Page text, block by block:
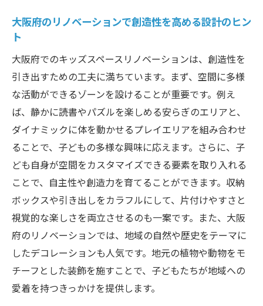
大阪府のリノベーションで創造性を高める設計のヒン
ト
大阪府でのキッズスペースリノベーションは、創造性を
引き出すための工夫に満ちています。まず、空間に多様
な活動ができるゾーンを設けることが重要です。例え
ば、静かに読書やパズルを楽しめる安らぎのエリアと、
ダイナミックに体を動かせるプレイエリアを組み合わせ
ることで、子どもの多様な興味に応えます。さらに、子
ども自身が空間をカスタマイズできる要素を取り入れる
ことで、自主性や創造力を育てることができます。収納
ボックスや引き出しをカラフルにして、片付けやすさと
視覚的な楽しさを両立させるのも一案です。また、大阪
府のリノベーションでは、地域の自然や歴史をテーマに
したデコレーションも人気です。地元の植物や動物をモ
チーフとした装飾を施すことで、子どもたちが地域への
愛着を持つきっかけを提供します。